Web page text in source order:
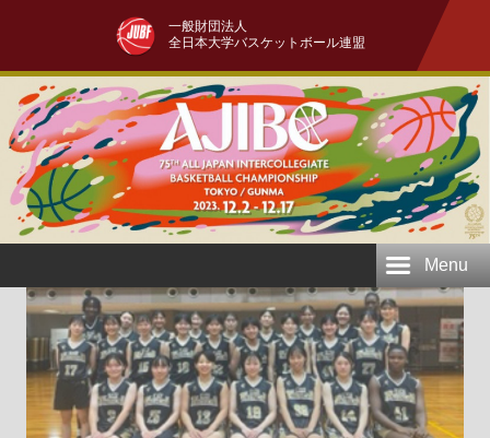
一般財団法人
全日本大学バスケットボール連盟
Menu